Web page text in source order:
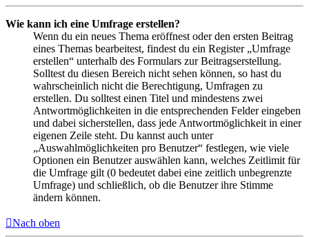
Wie kann ich eine Umfrage erstellen?
Wenn du ein neues Thema eröffnest oder den ersten Beitrag
eines Themas bearbeitest, findest du ein Register „Umfrage
erstellen“ unterhalb des Formulars zur Beitragserstellung.
Solltest du diesen Bereich nicht sehen können, so hast du
wahrscheinlich nicht die Berechtigung, Umfragen zu
erstellen. Du solltest einen Titel und mindestens zwei
Antwortmöglichkeiten in die entsprechenden Felder eingeben
und dabei sicherstellen, dass jede Antwortmöglichkeit in einer
eigenen Zeile steht. Du kannst auch unter
„Auswahlmöglichkeiten pro Benutzer“ festlegen, wie viele
Optionen ein Benutzer auswählen kann, welches Zeitlimit für
die Umfrage gilt (0 bedeutet dabei eine zeitlich unbegrenzte
Umfrage) und schließlich, ob die Benutzer ihre Stimme
ändern können.
Nach oben